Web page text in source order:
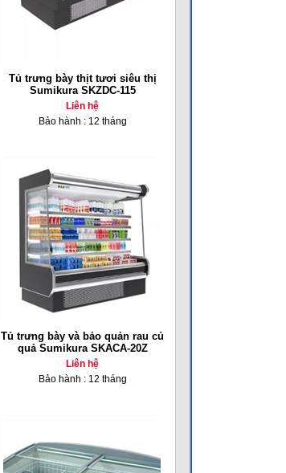
Tủ trưng bày thịt tươi siêu thị
Sumikura SKZDC-115
Liên hệ
Bảo hành : 12 tháng
Tủ trưng bày và bảo quản rau củ
quả Sumikura SKACA-20Z
Liên hệ
Bảo hành : 12 tháng